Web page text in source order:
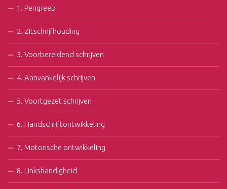
1. Pengreep
2. Zitschrijfhouding
3. Voorbereidend schrijven
4. Aanvankelijk schrijven
5. Voortgezet schrijven
6. Handschriftontwikkeling
7. Motorische ontwikkeling
8. Linkshandigheid